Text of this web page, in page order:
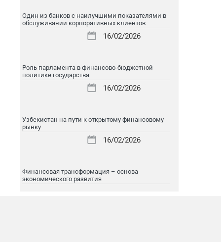
Один из банков с наилучшими показателями в
обслуживании корпоративных клиентов
16/02/2026
Роль парламента в финансово-бюджетной
политике государства
16/02/2026
Узбекистан на пути к открытому финансовому
рынку
16/02/2026
Финансовая трансформация – основа
экономического развития